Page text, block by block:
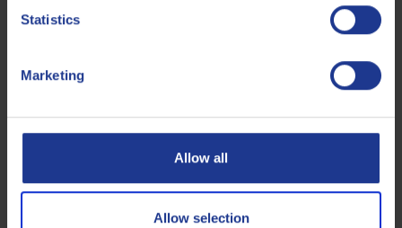
Statistics
Marketing
Allow all
Allow selection
VAG
Gerelateerde producten